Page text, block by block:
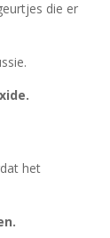
die er
het